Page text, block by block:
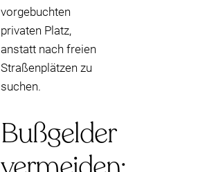
vorgebuchten
privaten Platz,
anstatt nach freien
Straßenplätzen zu
suchen.
Bußgelder